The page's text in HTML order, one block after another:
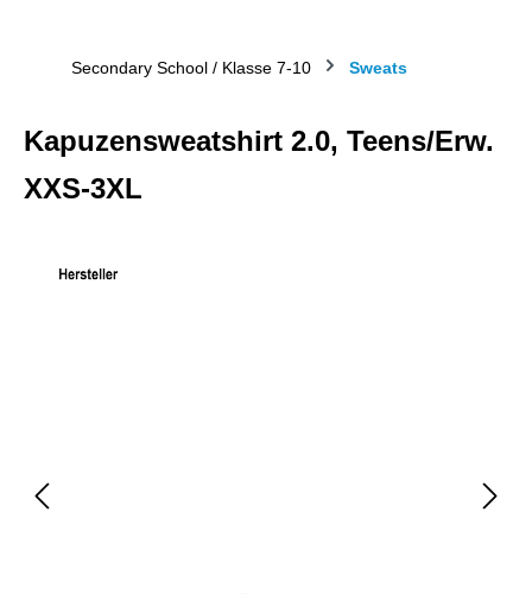
Secondary School / Klasse 7-10 Sweats
Kapuzensweatshirt 2.0, Teens/Erw.
XXS-3XL